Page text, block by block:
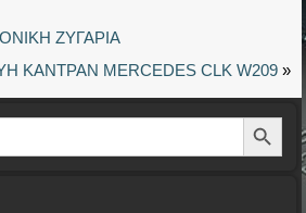
ΖΥΓΑΡΙΑ
ΚΑΝΤΡΑΝ MERCEDES CLK W209»
Search Button